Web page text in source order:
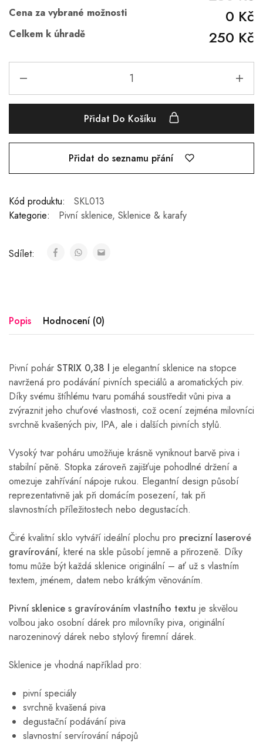
Cena za vybrané možnosti 0 Kč
Celkem k úhradě 250 Kč
Přidat Do Košíku
Přidat do seznamu přání
Kód produktu:
SKL013
Kategorie:
Pivní sklenice, Sklenice & karafy
Sdílet:
Popis Hodnocení (0)
Pivní pohár STRIX 0,38 l je elegantní sklenice na stopce
navržená pro podávání pivních speciálů a aromatických piv.
Díky svému štíhlému tvaru pomáhá soustředit vůni piva a
zvýraznit jeho chuťové vlastnosti, což ocení zejména milovníci
svrchně kvašených piv, IPA, ale i dalších pivních stylů.
Vysoký tvar poháru umožňuje krásně vyniknout barvě piva i
stabilní pěně. Stopka zároveň zajišťuje pohodlné držení a
omezuje zahřívání nápoje rukou. Elegantní design působí
reprezentativně jak při domácím posezení, tak při
slavnostních příležitostech nebo degustacích.
Čiré kvalitní sklo vytváří ideální plochu pro precizní laserové
gravírování, které na skle působí jemně a přirozeně. Díky
tomu může být každá sklenice originální – ať už s vlastním
textem, jménem, datem nebo krátkým věnováním.
Pivní sklenice s gravírováním vlastního textu je skvělou
volbou jako osobní dárek pro milovníky piva, originální
narozeninový dárek nebo stylový firemní dárek.
Sklenice je vhodná například pro:
pivní speciály
svrchně kvašená piva
degustační podávání piva
slavnostní servírování nápojů